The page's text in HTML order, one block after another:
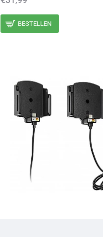
BESTELLEN